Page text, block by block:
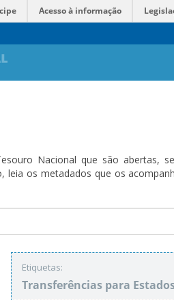
Acesso à informação
Nacional que são abertas,
os metadados que os
Etiquetas:
Transferências para